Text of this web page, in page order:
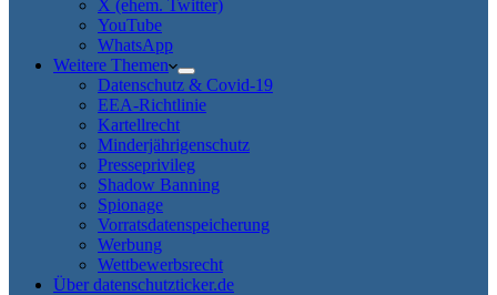
X (ehem. Twitter)
YouTube
WhatsApp
Weitere Themen
Datenschutz & Covid-19
EEA-Richtlinie
Kartellrecht
Minderjährigenschutz
Presseprivileg
Shadow Banning
Spionage
Vorratsdatenspeicherung
Werbung
Wettbewerbsrecht
Über datenschutzticker.de